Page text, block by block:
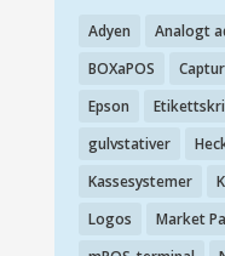
Adyen Analogt
BOXaPOS
Epson
gulvstativer
Kassesystemer
Logos
Market